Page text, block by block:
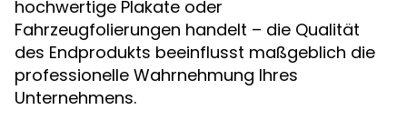
hochwertige Plakate oder
Fahrzeugfolierungen handelt – die Qualität
des Endprodukts beeinflusst maßgeblich die
professionelle Wahrnehmung Ihres
Unternehmens.